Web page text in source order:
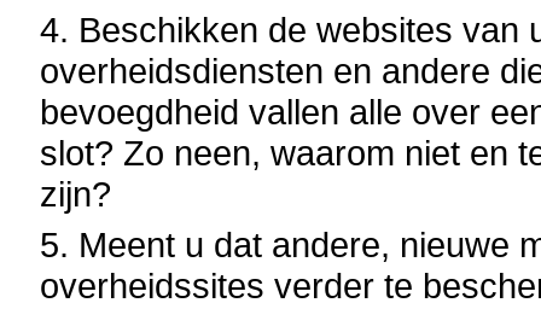
4. Beschikken de websites van
overheidsdiensten en andere
bevoegdheid vallen alle over
slot? Zo neen, waarom niet en
zijn?
5. Meent u dat andere, nieuwe
overheidssites verder te